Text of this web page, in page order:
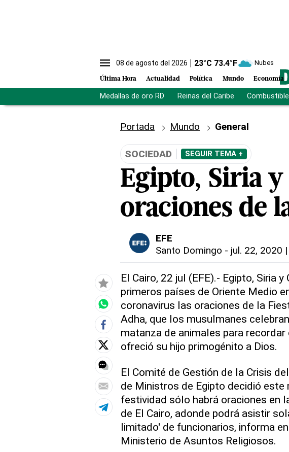
08 de agosto del 2026 23°C 73.4°F Nubes
Última Hora Actualidad Política Mundo Economía
Medallas de oro RD Reinas del Caribe
Portada Mundo General
SOCIEDAD SEGUIR TEMA +
Egipto, Siria y
oraciones de
EFE
Santo Domingo - jul. 22, 2020
El Cairo, 22 jul (EFE).- Egipto, Siria
primeros países de Oriente Medio
coronavirus las oraciones de la
Adha, que los musulmanes
matanza de animales para
ofreció su hijo primogénito a Dios.
El Comité de Gestión de la Crisis
de Ministros de Egipto decidió
festividad sólo habrá oraciones en
de El Cairo, adonde podrá asistir
limitado' de funcionarios, informa
Ministerio de Asuntos Religiosos.